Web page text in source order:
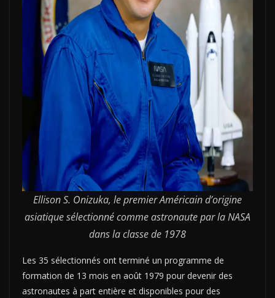
Ellison S. Onizuka, le premier Américain d’origine
asiatique sélectionné comme astronaute par la NASA
dans la classe de 1978
Les 35 sélectionnés ont terminé un programme de
formation de 13 mois en août 1979 pour devenir des
astronautes à part entière et disponibles pour des